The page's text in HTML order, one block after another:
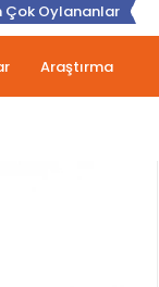
Çok Oylananlar
Araştırma